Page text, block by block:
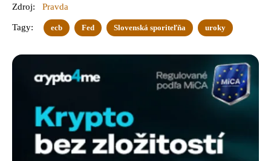
Zdroj: Pravda
Tagy: ecb Fed Slovenská sporiteľňa uroky